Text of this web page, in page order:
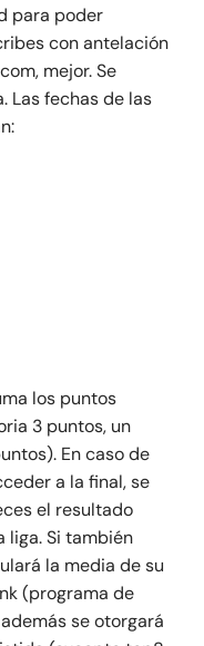
para poder
con antelación
mejor. Se
Las fechas de las
los puntos
3 puntos, un
En caso de
a la final, se
el resultado
liga. Si también
la media de su
(programa de
se otorgará